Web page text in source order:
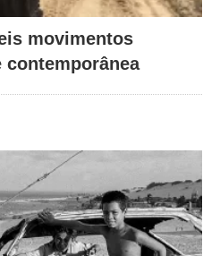
movimentos
contemporânea